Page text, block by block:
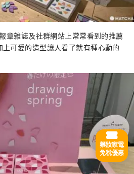
章雜誌及社群網站上常常看到的推薦
可愛的造型讓人看了就有種心動的
藥妝家電
免稅優惠